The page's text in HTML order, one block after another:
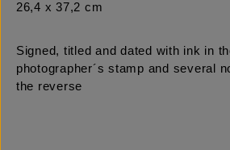
26,4 x 37,2 cm
Signed, titled and dated with ink in
photographer´s stamp and several
the reverse